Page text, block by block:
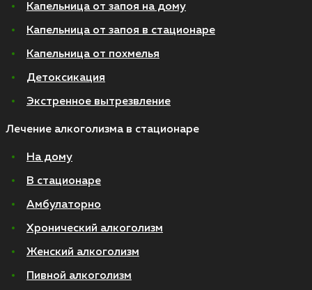
Капельница от запоя на дому
Капельница от запоя в стационаре
Капельница от похмелья
Детоксикация
Экстренное вытрезвление
Лечение алкоголизма в стационаре
На дому
В стационаре
Амбулаторно
Хронический алкоголизм
Женский алкоголизм
Пивной алкоголизм